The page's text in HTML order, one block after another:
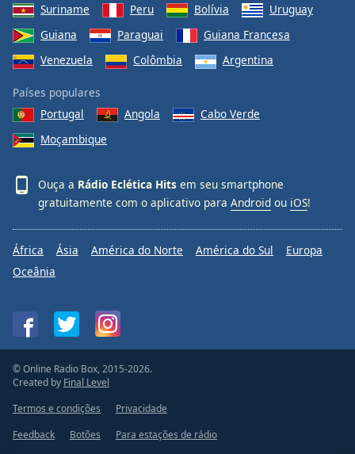
Suriname
Peru Bolívia
Uruguay
Guiana
Paraguai
Guiana Francesa
Venezuela
Colômbia Argentina
Países populares
Portugal
Angola
Cabo Verde
Moçambique
Ouça a Rádio Eclética Hits em seu smartphone
gratuitamente com o aplicativo para Android ou iOS!
África Ásia América do Norte América do Sul
Europa
Oceânia
© Online Radio Box, 2015-2026.
Created by Final Level
Termos e condições
Privacidade
Feedback
Botões Para estações de rádio